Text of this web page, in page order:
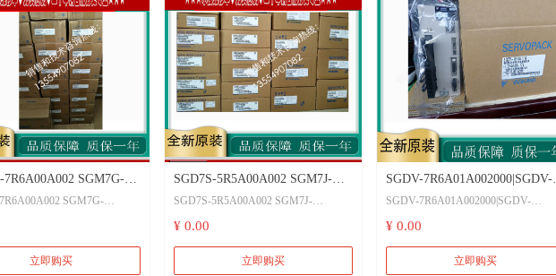
7R6A00A002 SGM7G-
SGD7S-7R6A00A
SGM7G-09AFC61
SGM7G-
SGM7G-
立即购买
SGD7S-5R5A00A002 SGM7J-
08A7C6S SGD7S-5R5A00A
SGM7J-08A7C6E SGD7S-
5R5A10A002 SGM7J-08AFC6S
SGD7S-5R5A00A002 SGM7J-
08A7C6S
SGD7S-5R5A10A002 SGM7J-
08AFC6S
¥ 0.00
立即购买
SGDV-7R6A01A002000|SGDV-
7R6A01A正品特供SGMGV-
09ADC61
SGDV-7R6A01A002000|SGDV-
7R6A01A正品特供SGMGV-09ADC61
¥ 0.00
立即购买